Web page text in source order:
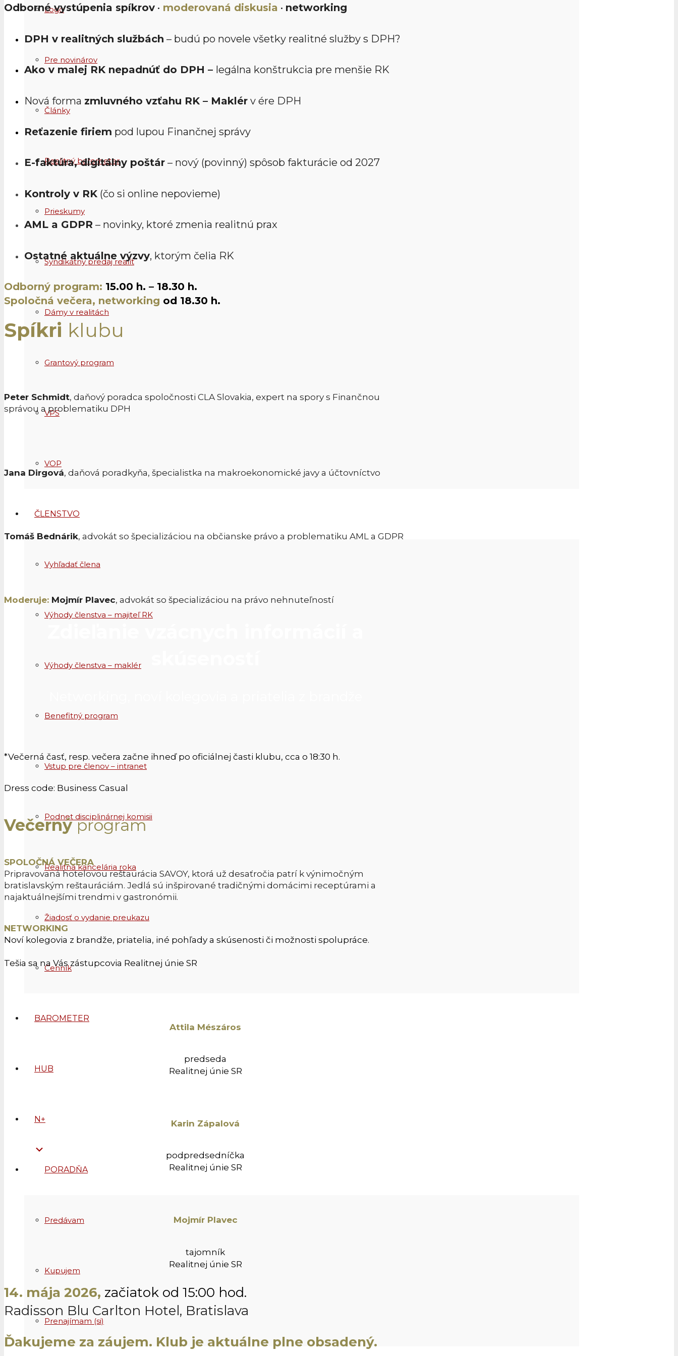
Logo
Pre novinárov
Články
Realitný barometer
Prieskumy
Syndikátny predaj realít
Dámy v realitách
Grantový program
VPS
VOP
ČLENSTVO
Vyhľadať člena
Výhody členstva – majiteľ RK
Výhody členstva – maklér
Benefitný program
Vstup pre členov – intranet
Podnet disciplinárnej komisii
Realitná kancelária roka
Žiadosť o vydanie preukazu
Cenník
BAROMETER
HUB
N+
PORADŇA
Predávam
Kupujem
Prenajímam (si)
Odborné vystúpenia spíkrov • moderovaná diskusia • networking
DPH v realitných službách – budú po novele všetky realitné služby s DPH?
Ako v malej RK nepadnúť do DPH – legálna konštrukcia pre menšie RK
Nová forma zmluvného vzťahu RK – Maklér v ére DPH
Reťazenie firiem pod lupou Finančnej správy
E-faktúra, digitálny poštár – nový (povinný) spôsob fakturácie od 2027
Kontroly v RK (čo si online nepovieme)
AML a GDPR – novinky, ktoré zmenia realitnú prax
Ostatné aktuálne výzvy, ktorým čelia RK
Odborný program: 15.00 h. – 18.30 h.
Spoločná večera, networking od 18.30 h.
Spíkri klubu
Peter Schmidt, daňový poradca spoločnosti CLA Slovakia, expert na spory s Finančnou
správou a problematiku DPH
Jana Dirgová, daňová poradkyňa, špecialistka na makroekonomické javy a účtovníctvo
Tomáš Bednárik, advokát so špecializáciou na občianske právo a problematiku AML a GDPR
Moderuje: Mojmír Plavec, advokát so špecializáciou na právo nehnuteľností
*Večerná časť, resp. večera začne ihneď po oficiálnej časti klubu, cca o 18:30 h.
Dress code: Business Casual
Večernýprogram
SPOLOČNÁ VEČERA
Pripravovaná hotelovou reštaurácia SAVOY, ktorá už desaťročia patrí k výnimočným
bratislavským reštauráciám. Jedlá sú inšpirované tradičnými domácimi receptúrami a
najaktuálnejšími trendmi v gastronómii.
NETWORKING
Noví kolegovia z brandže, priatelia, iné pohľady a skúsenosti či možnosti spolupráce.
Tešia sa na Vás zástupcovia Realitnej únie SR
Attila Mészáros
predseda
Realitnej únie SR
Karin Zápalová
podpredsedníčka
Realitnej únie SR
Mojmír Plavec
tajomník
Realitnej únie SR
14. mája 2026, začiatok od 15:00 hod.
Radisson Blu Carlton Hotel, Bratislava
Ďakujeme za záujem. Klub je aktuálne plne obsadený.